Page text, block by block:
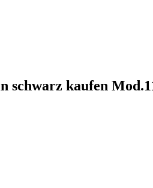
schwarz kaufen